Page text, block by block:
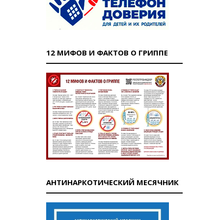
12 МИФОВ И ФАКТОВ О ГРИППЕ
АНТИНАРКОТИЧЕСКИЙ МЕСЯЧНИК